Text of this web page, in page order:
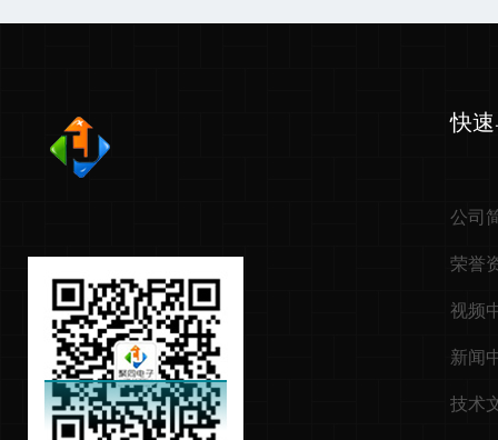
快
公司
荣誉
视频
新闻
技术